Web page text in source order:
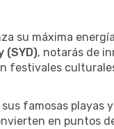
su máxima
(SYD), notarás de
festivales
famosas playas
en puntos